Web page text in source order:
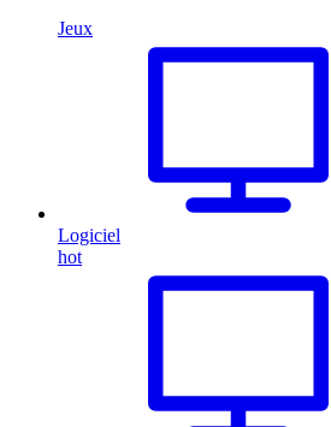
Jeux
Logiciel
hot